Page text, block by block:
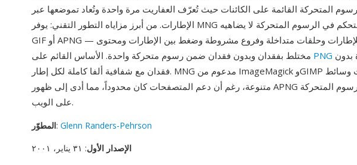
المتحركة القائمة على الكائنات حيث تُعرّف العفاريت مرة واحدة وتُعاد تموضعها عبر
الإطارات. من أبرز مزاياه التطور التقني: يوفر MNG مستوى من التحكم في الرسوم المتحركة لا يضاهيه
GIF أو APNG — توقيت دقيق للإطارات وحلقات متداخلة وفروع مشروطة وضغط بين الإطارات ومحتوى
PNG
فقدان مع شفافية ألفا كاملة لكل إطار. MNG مدعوم من ImageMagick وGIMP ومشغلات وسائط
متنوعة، رغم أن دعم المتصفحات كان محدوداً، مما أدى إلى ظهور APNG كبديل أبسط للرسوم المتحركة
على الويب.
المطوّر: Glenn Randers-Pehrson
الإصدار الأول: ٣١ يناير، ٢٠٠١